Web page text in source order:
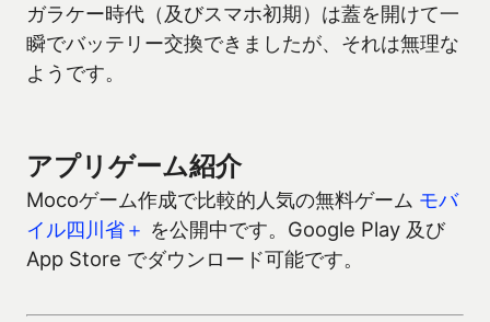
ガラケー時代（及びスマホ初期）は蓋を開けて一
瞬でバッテリー交換できましたが、それは無理な
ようです。
アプリゲーム紹介
Mocoゲーム作成で比較的人気の無料ゲーム モバ
イル四川省＋ を公開中です。Google Play 及び
App Store でダウンロード可能です。